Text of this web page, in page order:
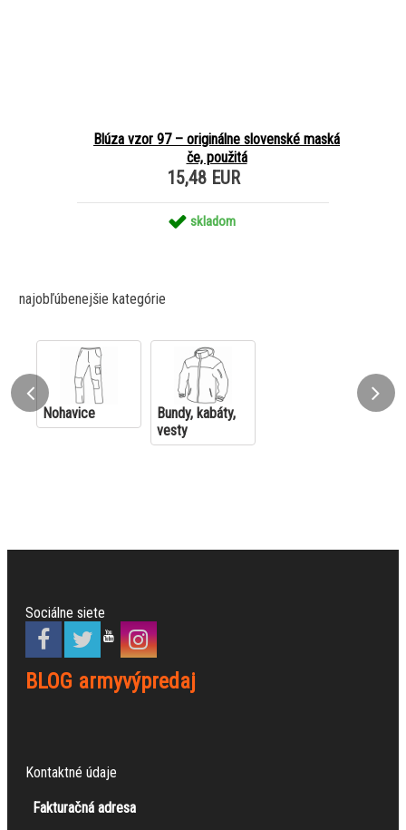
Blúza vzor 97 – originálne slovenské maská
če, použitá
15,48 EUR
skladom
najobľúbenejšie kategórie
Nohavice
Bundy, kabáty,
vesty
Sociálne siete
BLOG armyvýpredaj
Kontaktné údaje
Fakturačná adresa